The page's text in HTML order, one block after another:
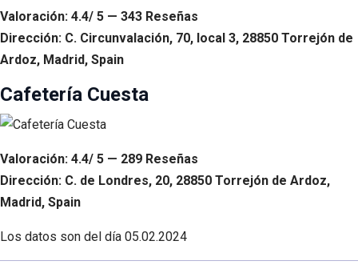
Valoración: 4.4/ 5 — 343 Reseñas
Dirección: C. Circunvalación, 70, local 3, 28850 Torrejón de
Ardoz, Madrid, Spain
Cafetería Cuesta
Valoración: 4.4/ 5 — 289 Reseñas
Dirección: C. de Londres, 20, 28850 Torrejón de Ardoz,
Madrid, Spain
Los datos son del día 05.02.2024